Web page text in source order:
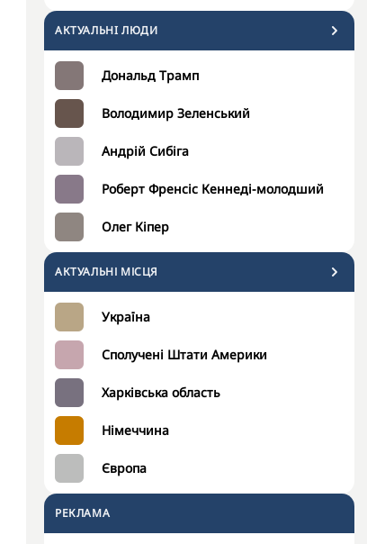
АКТУАЛЬНI ЛЮДИ
Дональд Трамп
Володимир Зеленський
Андрій Сибіга
Роберт Френсіс Кеннеді-молодший
Олег Кіпер
АКТУАЛЬНІ МІСЦЯ
Україна
Сполучені Штати Америки
Харківська область
Німеччина
Європа
РЕКЛАМА